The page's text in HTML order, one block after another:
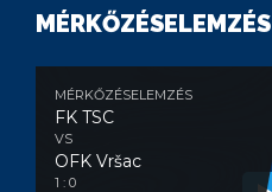
MÉRKŐZÉSELEMZÉS
MÉRKŐZÉSELEMZÉS
FK TSC
VS
OFK Vršac
1 : 0